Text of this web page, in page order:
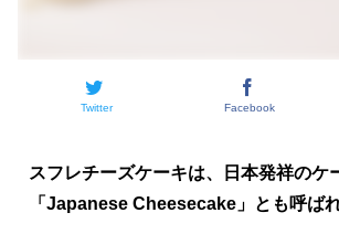
Twitter Facebook
スフレチーズケーキは、日本発祥のケ
「Japanese Cheesecake」とも呼ば